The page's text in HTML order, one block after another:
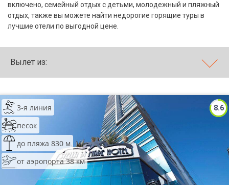
включено, семейный отдых с детьми, молодежный и пляжный
отдых, также вы можете найти недорогие горящие туры в
лучшие отели по выгодной цене.
Вылет из:
8.6
3-я линия
песок
до пляжа 830 м
от аэропорта 38 км
Экскурсионные туры
5*
Лучшие отели 4* звезды
Недорогие отели 4*
звезды
Лучшие отели 3* звезды